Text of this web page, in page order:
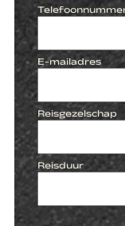
E-mailadres
Reisgezelschap
Reisduur